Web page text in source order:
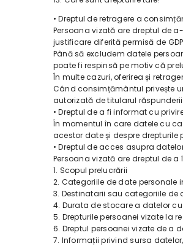
• Dreptul de retragere a
Persoana vizată are dreptul de
justificare diferită permisă de
Până să excludem datele
poate fi respinsă pe motiv că
În multe cazuri, oferirea și
Când consimțământul privește
autorizată de titularul
• Dreptul de a fi informat cu
În momentul în care datele cu
acestor date și despre drepturile
• Dreptul de acces asupra
Persoana vizată are dreptul de
1. Scopul prelucrării
2. Categoriile de date personale
3. Destinatarii sau categoriile
4. Durata de stocare a datelor
5. Drepturile persoanei vizate la
6. Dreptul persoanei vizate de a
7. Informații privind sursa